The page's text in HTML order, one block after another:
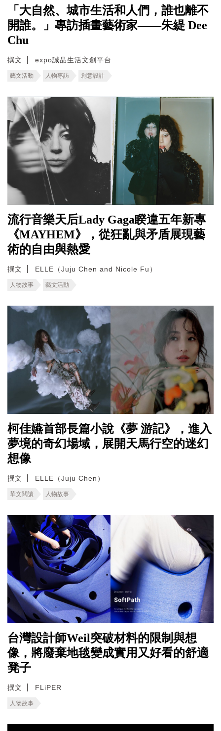
「大自然、城市生活和人們，誰也離不
開誰。」專訪插畫藝術家——朱緹 Dee
Chu
撰文 expo誠品生活文創平台
藝文活動 人物專訪 創意設計
流行音樂天后Lady Gaga睽違五年新專
《MAYHEM》，從狂亂與矛盾展現藝
術的自由與熱愛
撰文 ELLE（Juju Chen and Nicole Fu）
人物故事 藝文活動
柯佳嬿首部長篇小說《夢 游記》，進入
夢境的奇幻場域，展開天馬行空的迷幻
想像
撰文 ELLE（Juju Chen）
華文閱讀 人物故事
台灣設計師Weil突破材料的限制與想
像，將廢棄地毯變成實用又好看的舒適
凳子
撰文 FLiPER
人物故事